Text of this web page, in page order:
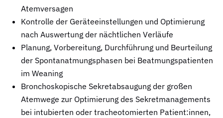
Atemversagen
Kontrolle der Geräteeinstellungen und Optimierung
nach Auswertung der nächtlichen Verläufe
Planung, Vorbereitung, Durchführung und Beurteilung
der Spontanatmungsphasen bei Beatmungspatienten
im Weaning
Bronchoskopische Sekretabsaugung der großen
Atemwege zur Optimierung des Sekretmanagements
bei intubierten oder tracheotomierten Patient:innen,